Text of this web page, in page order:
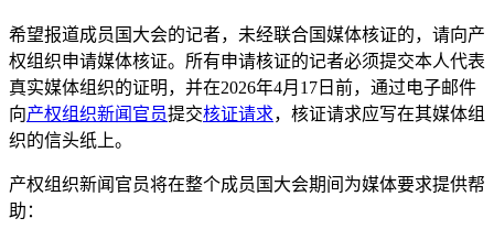
希望报道成员国大会的记者，未经联合国媒体核证的，请向产
权组织申请媒体核证。所有申请核证的记者必须提交本人代表
真实媒体组织的证明，并在2026年4月17日前，通过电子邮件
向产权组织新闻官员提交核证请求，核证请求应写在其媒体组
织的信头纸上。
产权组织新闻官员将在整个成员国大会期间为媒体要求提供帮
助：